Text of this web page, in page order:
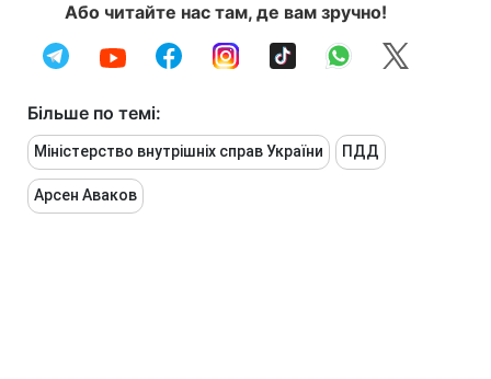
Або читайте нас там, де вам зручно!
Більше по темі:
Міністерство внутрішніх справ України ПДД
Арсен Аваков